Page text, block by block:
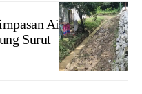
Air di
Surut